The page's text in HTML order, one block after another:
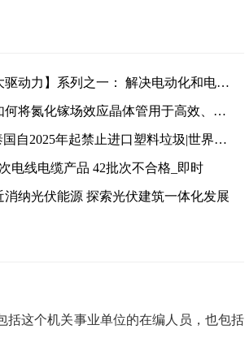
【汽车创新三大驱动力】系列之一： 解决电动化和电池测试挑战的方法探讨:天天观察
快讯：为何及如何将氮化镓场效应晶体管用于高效、高电压、开关模式电源应用
拒绝“洋垃圾”泰国自2025年起禁止进口塑料垃圾|世界看点
电线电缆产品 42批次不合格_即时
消纳光伏能源 探索光伏建筑一体化发展
括这个机关事业单位的在编人员，也包括